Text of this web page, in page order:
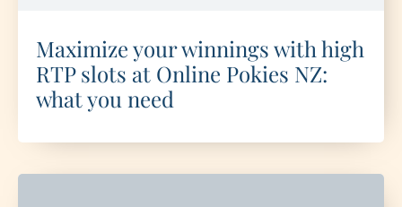
Maximize your winnings with high
RTP slots at Online Pokies NZ:
what you need